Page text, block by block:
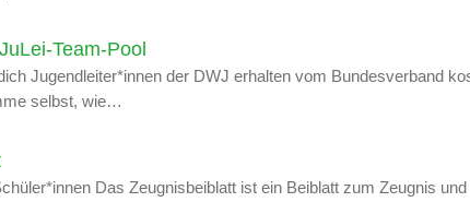
Team-Pool
Jugendleiter*innen der DWJ erhalten vom Bundesverband
selbst, wie…
Das Zeugnisbeiblatt ist ein Beiblatt zum Zeugnis